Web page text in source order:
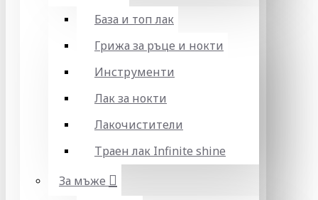
База и топ лак
Грижа за ръце и нокти
Инструменти
Лак за нокти
Лакочистители
Траен лак Infinite shine
За мъже